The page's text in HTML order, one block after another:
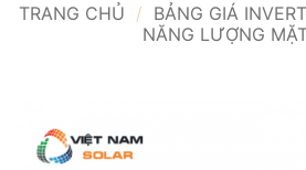
TRANG CHỦ / BẢNG GIÁ
NĂNG LƯỢNG